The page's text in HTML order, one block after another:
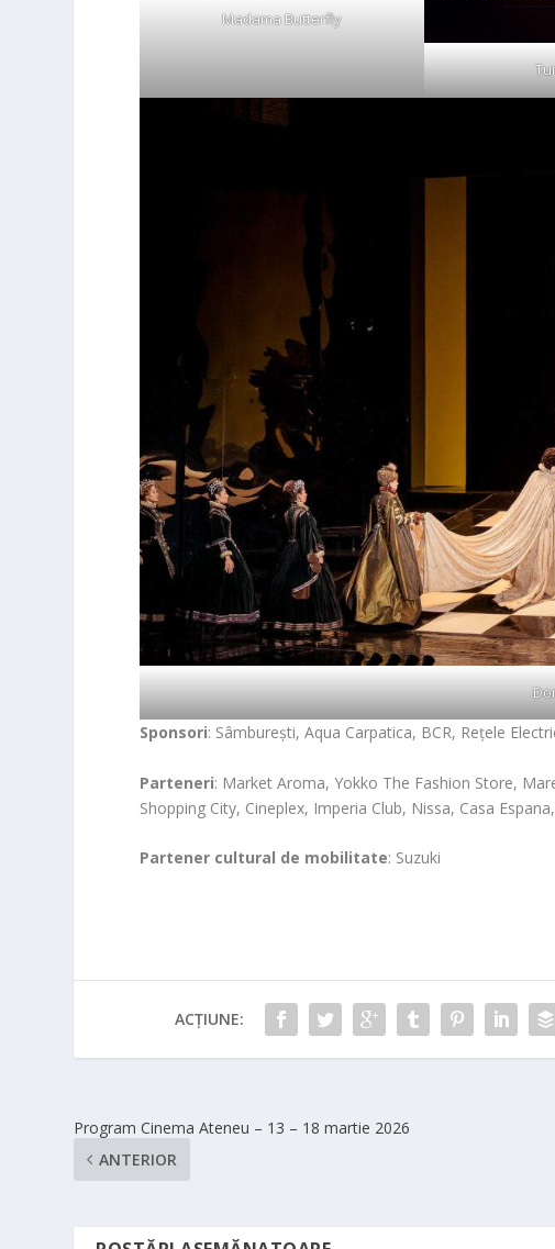
Madama Butterfly
Sponsori: Sâmburești, Aqua Carpatica, BCR, Rețele
Parteneri: Market Aroma, Yokko The Fashion Store,
Shopping City, Cineplex, Imperia Club, Nissa, Casa
Partener cultural de mobilitate: Suzuki
ACȚIUNE:
Program Cinema Ateneu – 13 – 18 martie 2026
ANTERIOR